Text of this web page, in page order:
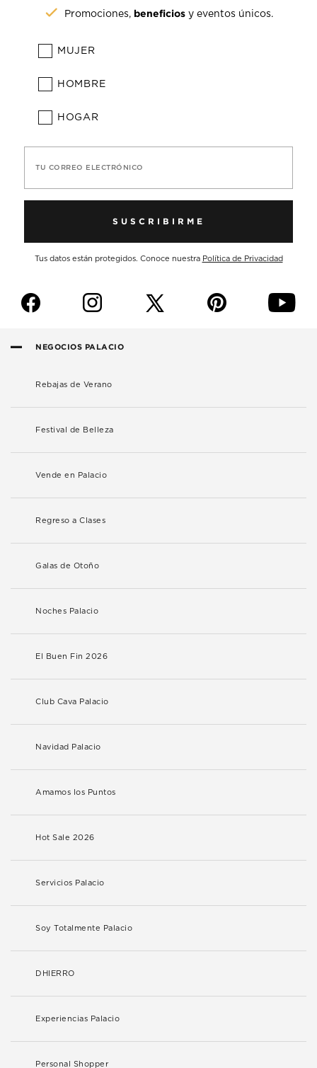
Promociones, beneficios y eventos únicos.
MUJER
HOMBRE
HOGAR
TU CORREO ELECTRÓNICO
SUSCRIBIRME
Tus datos están protegidos. Conoce nuestra Política de Privacidad
f i p y
NEGOCIOS PALACIO
Rebajas de Verano
Festival de Belleza
Vende en Palacio
Regreso a Clases
Galas de Otoño
Noches Palacio
El Buen Fin 2026
Club Cava Palacio
Navidad Palacio
Amamos los Puntos
Hot Sale 2026
Servicios Palacio
Soy Totalmente Palacio
DHIERRO
Experiencias Palacio
Personal Shopper